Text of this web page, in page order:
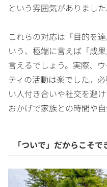
という雰囲気がありました
これらの対応は「目的を
いう、極端に言えば「成
言えるでしょう。実際、
ティの活動は楽でした。
い人付き合いや社交を避
おかげで家族との時間や
「ついで」だからこそで